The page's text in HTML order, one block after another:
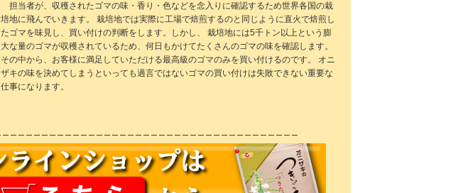
担当者が、収穫されたゴマの味・香り・色などを念入りに確認するため世界各国の栽
培地に飛んでいきます。 栽培地では実際に工場で焙煎するのと同じように直火で焙煎し
たゴマを味見し、買い付けの判断をします。しかし、 栽培地には5千トン以上という膨
大な量のゴマが収穫されているため、何日もかけてたくさんのゴマの味を確認します。
その中から、お客様に満足していただける最高級のゴマのみを買い付けるのです。 オニ
ザキの味を決めてしまうといっても過言ではないゴマの買い付けは失敗できない重要な
仕事になります。